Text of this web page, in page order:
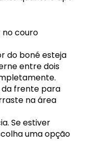
no couro
do boné esteja
entre dois
frente para
na área
Se estiver
uma opção